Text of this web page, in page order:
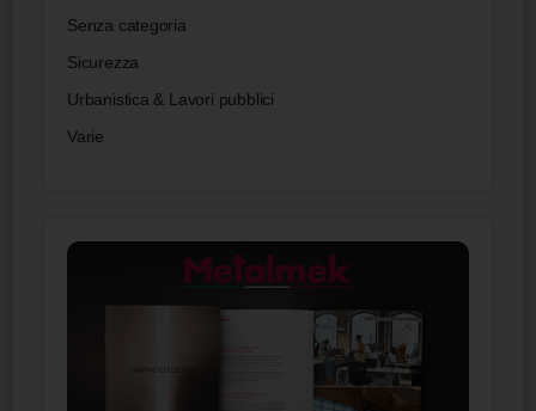
Senza categoria
Sicurezza
Urbanistica & Lavori pubblici
Varie